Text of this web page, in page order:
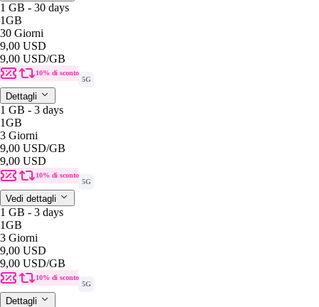
1 GB - 30 days
1GB
30 Giorni
9,00 USD
9,00 USD/GB
10% di sconto
5G
Dettagli
1 GB - 3 days
1GB
3 Giorni
9,00 USD/GB
9,00 USD
10% di sconto
5G
Vedi dettagli
1 GB - 3 days
1GB
3 Giorni
9,00 USD
9,00 USD/GB
10% di sconto
5G
Dettagli